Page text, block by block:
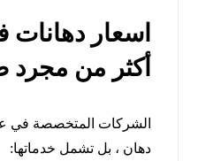
اسعار
أكثر من مجرد
الشركات المتخصصة في
دهان ، بل تشمل خدماتها: